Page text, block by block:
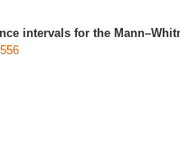
intervals for the